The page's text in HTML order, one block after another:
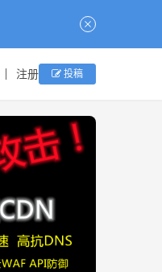
注册 投稿